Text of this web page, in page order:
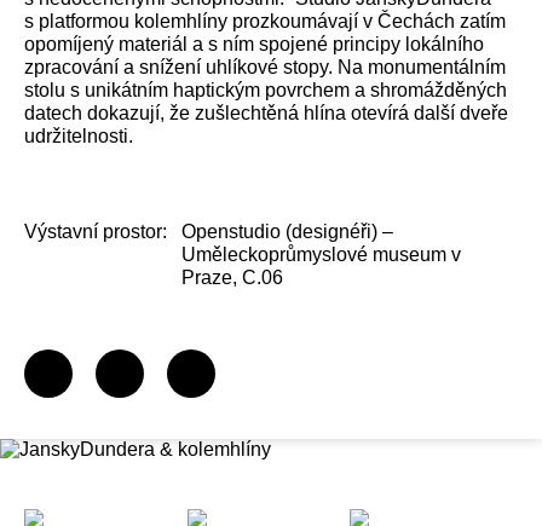
s platformou kolemhlíny prozkoumávají v Čechách zatím
opomíjený materiál a s ním spojené principy lokálního
zpracování a snížení uhlíkové stopy. Na monumentálním
stolu s unikátním haptickým povrchem a shromážděných
datech dokazují, že zušlechtěná hlína otevírá další dveře
udržitelnosti.
Výstavní prostor:
Openstudio (designéři) –
Uměleckoprůmyslové museum v
Praze, C.06